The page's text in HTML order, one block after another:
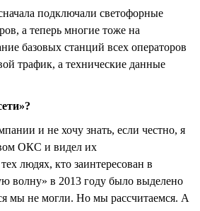
подключали светофорные
а теперь многие тоже на
базовых станций всех операторов
трафик, а технические данные
и не хочу знать, если честно, я
ОКС и видел их
людях, кто заинтересован в
волну» в 2013 году было выделено
мы не могли. Но мы рассчитаемся. А